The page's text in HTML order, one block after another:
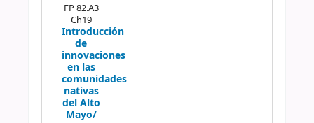
FP 82.A3
Ch19
Introducción
de
innovaciones
en las
comunidades
nativas
del Alto
Mayo/